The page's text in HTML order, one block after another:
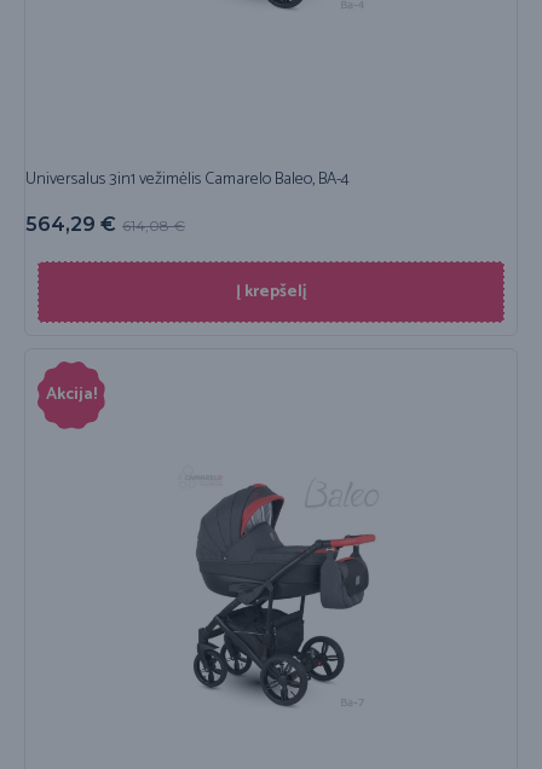
Universalus 3in1 vežimėlis Camarelo Baleo, BA-4
614,08€
564,29 €
Į krepšelį
Akcija!